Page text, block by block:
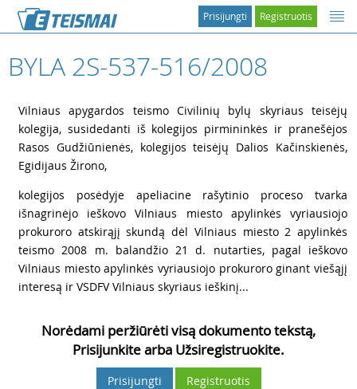
Registruotis
Prisijungti
BYLA 2S-537-516/2008
Vilniaus apygardos teismo Civilinių bylų skyriaus teisėjų
kolegija, susidedanti iš kolegijos pirmininkės ir pranešėjos
Rasos Gudžiūnienės, kolegijos teisėjų Dalios Kačinskienės,
Egidijaus Žirono,
kolegijos posėdyje apeliacine rašytinio proceso tvarka
išnagrinėjo ieškovo Vilniaus miesto apylinkės vyriausiojo
prokuroro atskirąjį skundą dėl Vilniaus miesto 2 apylinkės
teismo 2008 m. balandžio 21 d. nutarties, pagal ieškovo
Vilniaus miesto apylinkės vyriausiojo prokuroro ginant viešąjį
interesą ir VSDFV Vilniaus skyriaus ieškinį...
Norėdami peržiūrėti visą dokumento tekstą,
Prisijunkite arba Užsiregistruokite.
Prisijungti Registruotis